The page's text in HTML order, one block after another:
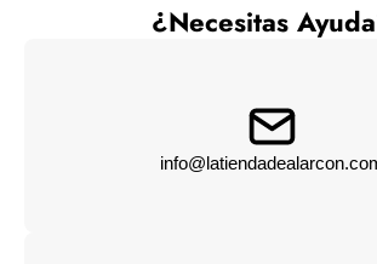
¿Necesitas